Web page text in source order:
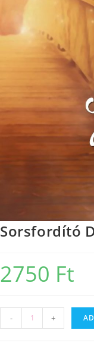
Sorsfordító
2750 Ft
- +